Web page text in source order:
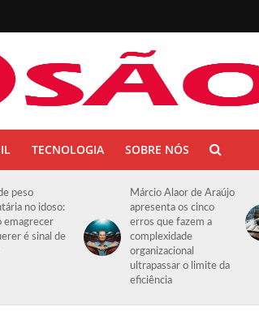
TECNOLOGIA SOBRE NÓS
peso
no idoso:
emagrecer
é sinal de
Márcio Alaor de Araújo
apresenta os cinco
erros que fazem a
complexidade
organizacional
ultrapassar o limite da
eficiência